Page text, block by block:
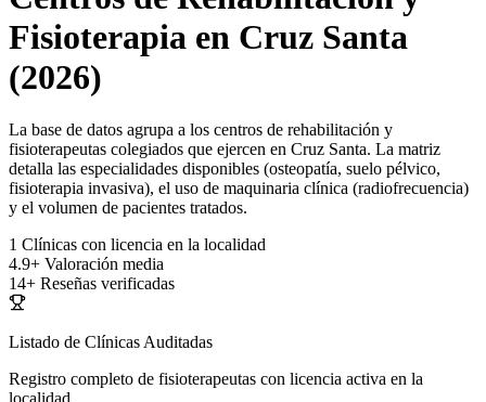
Fisioterapia en Cruz Santa
(2026)
La base de datos agrupa a los centros de rehabilitación y
fisioterapeutas colegiados que ejercen en Cruz Santa. La matriz
detalla las especialidades disponibles (osteopatía, suelo pélvico,
fisioterapia invasiva), el uso de maquinaria clínica (radiofrecuencia)
y el volumen de pacientes tratados.
1 Clínicas con licencia en la localidad
4.9+ Valoración media
14+ Reseñas verificadas
Listado de Clínicas Auditadas
Registro completo de fisioterapeutas con licencia activa en la